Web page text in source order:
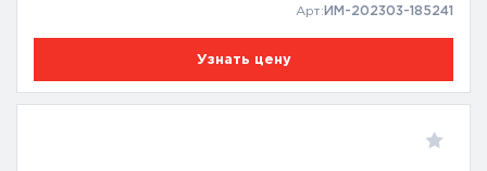
Арт: ИМ-202303-185241
Узнать цену